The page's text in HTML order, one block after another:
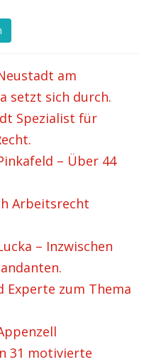
am
setzt sich durch.
Spezialist für
– Über 44
Arbeitsrecht
– Inzwischen
Experte zum Thema
31 motivierte